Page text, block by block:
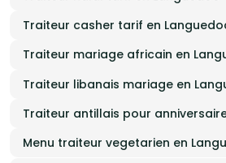
Traiteur casher tarif en
Traiteur mariage africain en
Traiteur libanais mariage en
Menu traiteur vegetarien en